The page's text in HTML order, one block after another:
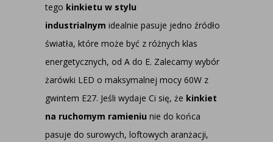
tego kinkietu w stylu
industrialnym idealnie pasuje jedno źródło
światła, które może być z różnych klas
energetycznych, od A do E. Zalecamy wybór
żarówki LED o maksymalnej mocy 60W z
gwintem E27. Jeśli wydaje Ci się, że kinkiet
na ruchomym ramieniu nie do końca
pasuje do surowych, loftowych aranżacji,